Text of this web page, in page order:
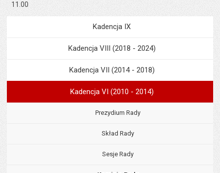
11.00
Menu
Kadencja IX
Kadencja VIII (2018 - 2024)
Kadencja VII (2014 - 2018)
Kadencja VI (2010 - 2014)
Prezydium Rady
Skład Rady
Sesje Rady